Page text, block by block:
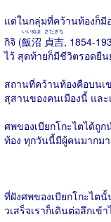
แต่ในกลุ่มที่คว้านท้องก็มี
กิจิ (飯沼
いいぬま
貞吉
さだきち
, 1854-
ไว้ สุดท้ายก็มีชีวิตรอดยื
สถานที่คว้านท้องคือบนเ
สุสานของคนเมืองนี้ และ
ศพของเบียกโกะไตได้ถู
ท้อง ทุกวันนี้มีผู้คนมากมา
ที่ฝังศพของเบียกโกะไต
วเสร็จเราก็เดินต่อลึกเข้